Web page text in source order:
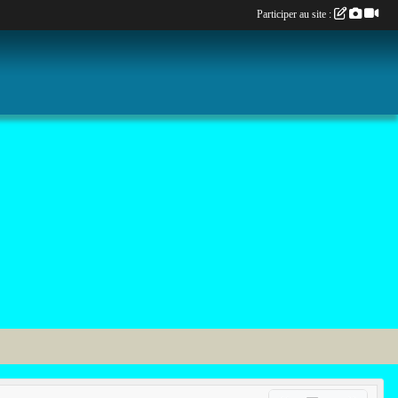
Participer au site :